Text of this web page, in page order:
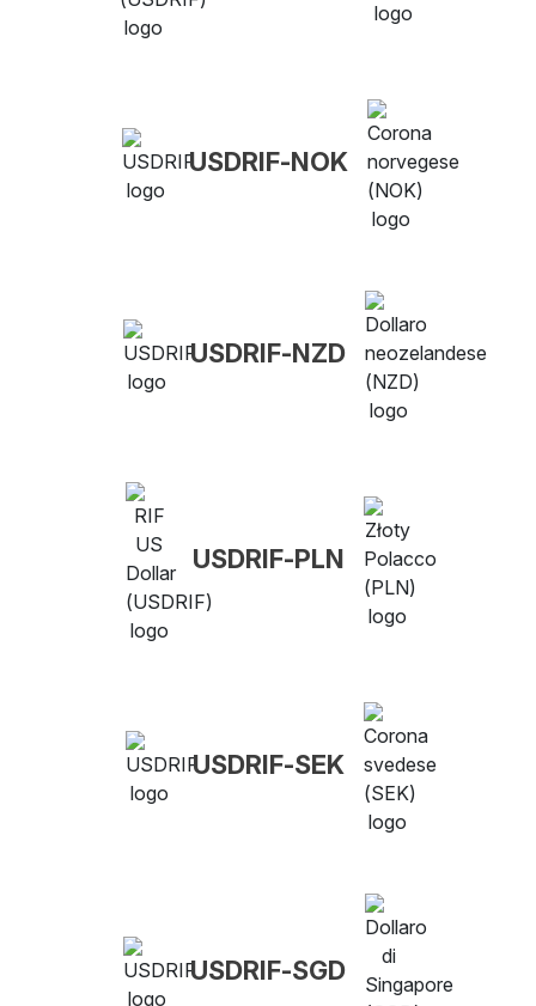
USDRIF-NOK
USDRIF-NZD
USDRIF-PLN
USDRIF-SEK
USDRIF-SGD